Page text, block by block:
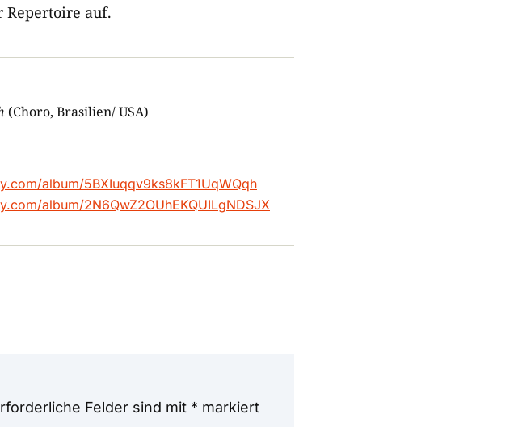
auf.
(Choro, Brasilien/ USA)
album/5BXIuqqv9ks8kFT1UqWQqh
album/2N6QwZ2OUhEKQUILgNDSJX
Felder sind mit * markiert